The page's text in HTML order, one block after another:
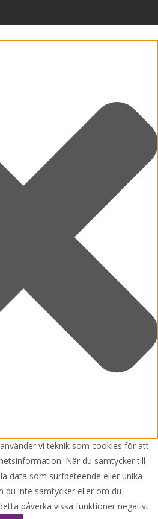
vi teknik som cookies för att
När du samtycker till
data som surfbeteende eller unika
du inte samtycker eller om du
påverka vissa funktioner negativt.